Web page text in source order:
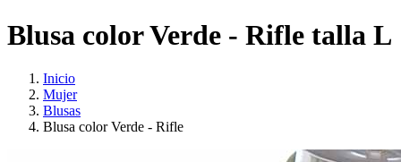
Blusa color Verde - Rifle talla L
Inicio
Mujer
Blusas
Blusa color Verde - Rifle